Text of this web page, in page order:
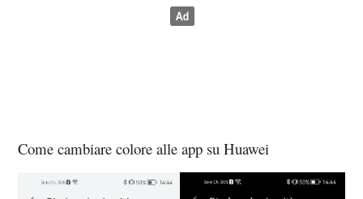
Come cambiare colore alle app su Huawei